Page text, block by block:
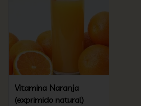
Vitamina Naranja
(exprimido natural)